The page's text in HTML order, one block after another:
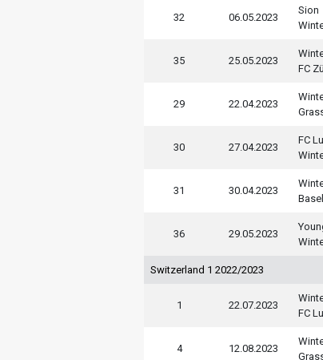
32 06.05.2023
Sion
35 25.05.2023
FC
29 22.04.2023
30 27.04.2023
FC
31 30.04.2023
Basel
36 29.05.2023
Switzerland 1 2022/2023
1 22.07.2023
FC
4 12.08.2023